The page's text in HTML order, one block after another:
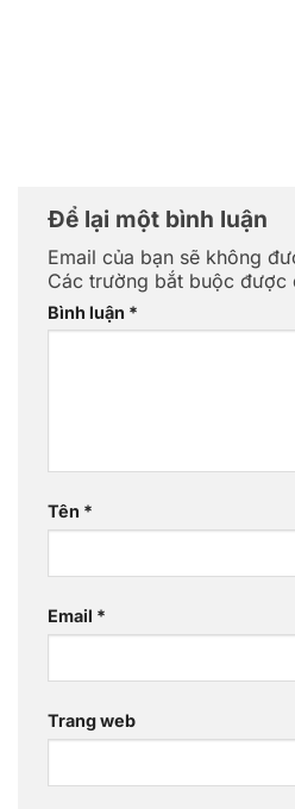
Để lại một bình luận
Email của bạn sẽ không
Các trường bắt buộc được
Bình luận *
Tên *
Email *
Trang web